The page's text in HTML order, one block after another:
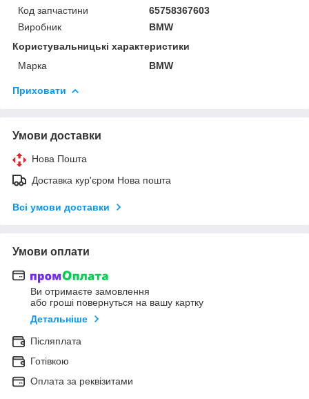
Код запчастини
65758367603
Виробник
BMW
Користувальницькі характеристики
Марка
BMW
Приховати
Умови доставки
Нова Пошта
Доставка кур'єром Нова пошта
Всі умови доставки
Умови оплати
Ви отримаєте замовлення
або гроші повернуться на вашу картку
Детальніше
Післяплата
Готівкою
Оплата за реквізитами